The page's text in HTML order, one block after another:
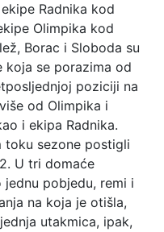
Radnika kod
Olimpika kod
Borac i Sloboda su
koja se porazima od
poziciji na
od Olimpika i
i ekipa Radnika.
toku sezone postigli
U tri domaće
pobjedu, remi i
na koja je otišla,
utakmica, ipak,